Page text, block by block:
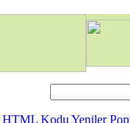
HTML Kodu Yeniler